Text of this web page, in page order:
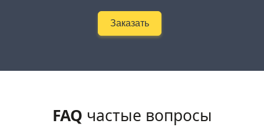
Заказать
FAQ частые вопросы